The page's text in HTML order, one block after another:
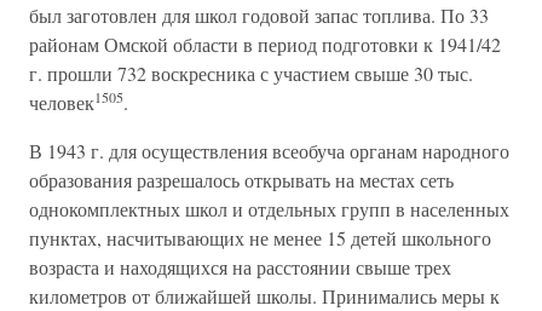
был заготовлен для школ годовой запас топлива. По 33
районам Омской области в период подготовки к 1941/42
г. прошли 732 воскресника с участием свыше 30 тыс.
человек1505.
В 1943 г. для осуществления всеобуча органам народного
образования разрешалось открывать на местах сеть
однокомплектных школ и отдельных групп в населенных
пунктах, насчитывающих не менее 15 детей школьного
возраста и находящихся на расстоянии свыше трех
километров от ближайшей школы. Принимались меры к